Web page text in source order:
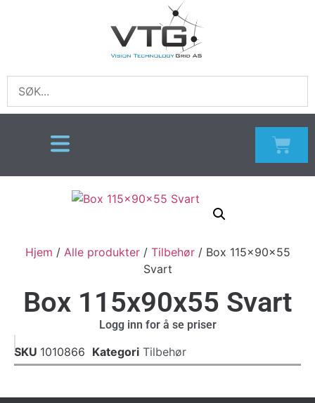
Hjem / Alle produkter/ Tilbehør/ Box 115x90x55
Svart
Box 115x90x55 Svart
Logg inn for å se priser
SKU 1010866 Kategori Tilbehør